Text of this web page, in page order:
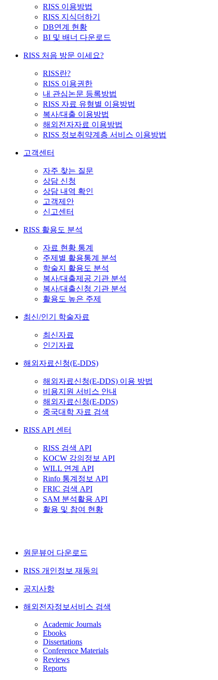
RISS 이용방법
RISS 지식더하기
DB연계 현황
BI 및 배너 다운로드
RISS 처음 방문 이세요?
RISS란?
RISS 이용권한
내 관심논문 등록방법
RISS 자료 유형별 이용방법
복사/대출 이용방법
해외전자자료 이용방법
RISS 정보취약계층 서비스 이용방법
고객센터
자주 찾는 질문
상담 신청
상담 내역 확인
고객제안
신고센터
RISS 활용도 분석
자료 현황 통계
주제별 활용통계 분석
학술지 활용도 분석
복사/대출제공 기관 분석
복사/대출신청 기관 분석
활용도 높은 주제
최신/인기 학술자료
최신자료
인기자료
해외자료신청(E-DDS)
해외자료신청(E-DDS) 이용 방법
비용지원 서비스 안내
해외자료신청(E-DDS)
중국대학 자료 검색
RISS API 센터
RISS 검색 API
KOCW 강의정보 API
WILL 연계 API
Rinfo 통계정보 API
FRIC 검색 API
SAM 분석활용 API
활용 및 참여 현황
원문뷰어 다운로드
RISS 개인정보 재동의
공지사항
해외전자정보서비스 검색
Academic Journals
Ebooks
Dissertations
Conference Materials
Reviews
Reports